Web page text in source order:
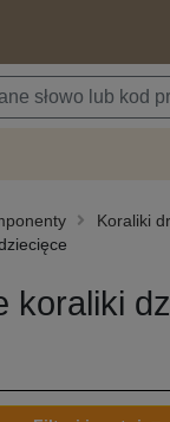
Koraliki
koraliki